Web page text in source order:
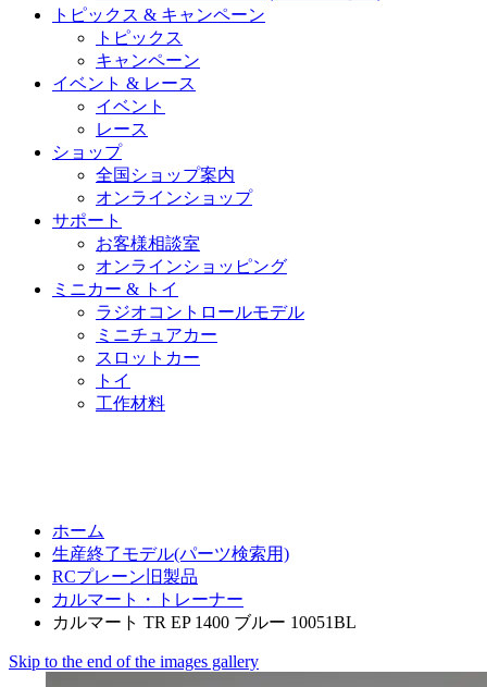
トピックス & キャンペーン
トピックス
キャンペーン
イベント & レース
イベント
レース
ショップ
全国ショップ案内
オンラインショップ
サポート
お客様相談室
オンラインショッピング
ミニカー & トイ
ラジオコントロールモデル
ミニチュアカー
スロットカー
トイ
工作材料
ホーム
生産終了モデル(パーツ検索用)
RCプレーン旧製品
カルマート・トレーナー
カルマート TR EP 1400 ブルー 10051BL
Skip to the end of the images gallery